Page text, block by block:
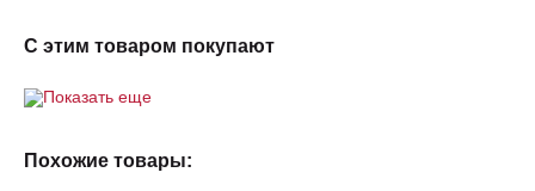
С этим товаром покупают
Показать еще
Похожие товары: